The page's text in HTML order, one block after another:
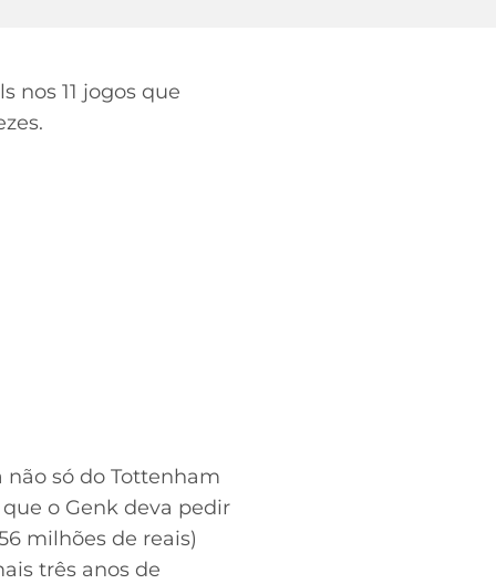
nos 11 jogos que
não só do Tottenham
o Genk deva pedir
milhões de reais)
três anos de